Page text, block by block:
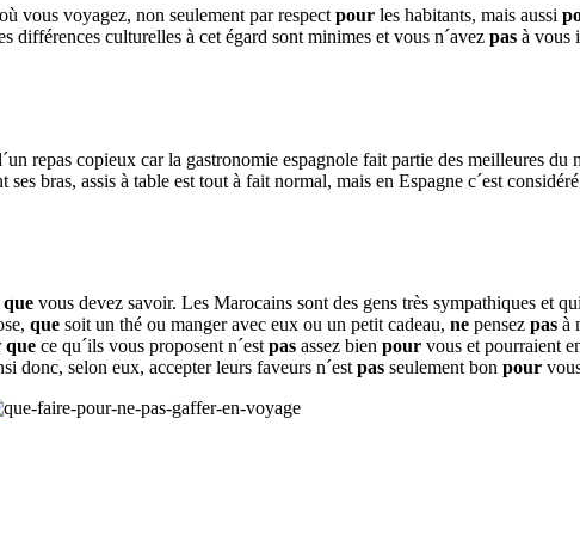
vous voyagez, non seulement par respect pour les habitants, mais aussi
différences culturelles à cet égard sont minimes et vous n´avez pas à vous
repas copieux car la gastronomie espagnole fait partie des meilleures du
bras, assis à table est tout à fait normal, mais en Espagne c´est
que vous devez savoir. Les Marocains sont des gens très sympathiques et
que soit un thé ou manger avec eux ou un petit cadeau, ne pensez pas à
que ce qu´ils vous proposent n´est pas assez bien pour vous et pourraient
donc, selon eux, accepter leurs faveurs n´est pas seulement bon pour